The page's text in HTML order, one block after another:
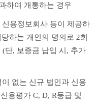
하여 개통하는 경우
용정보회사 등이 제공하
하는 개인의 명의로 2회
단, 보증금 납입 시, 추가
없는 신규 법인과 신용
용평가 C, D, R등급 및